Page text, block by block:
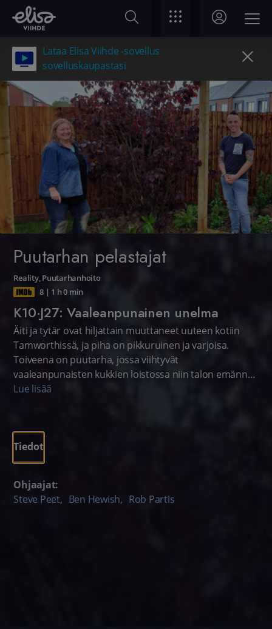
Lataa Elisa Viihde -sovellus
sovelluskaupastasi
Puutarhan pelastajat
Reality,Puutarhanhoito
8 | 1 h 0 min
K10·J27: Vaaleanpunainen unelma
Äiti ja tytär ovat hiljattain muuttaneet uuteen kotiin
Tamworthissä, ja piha on pikkuruinen ja varjoisa.
Toiveena on puutarha, jossa viihtyvät
vaaleanpunaisten kukkien loistossa niin talon emännät
kuin heidän kaksi kissaansa.
Lue lisää
Tiedot
Ohjaajat:
Steve Peet, Ben Hewish, Rob Partis